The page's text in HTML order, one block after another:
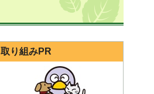
取り組みPR